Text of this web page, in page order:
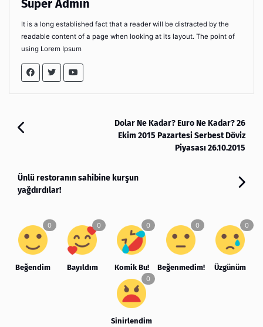
Super Admin
It is a long established fact that a reader will be distracted by the
readable content of a page when looking at its layout. The point of
using Lorem Ipsum
Dolar Ne Kadar? Euro Ne Kadar? 26
Ekim 2015 Pazartesi Serbest Döviz
Piyasası 26.10.2015
Ünlü restoranın sahibine kurşun
yağdırdılar!
Beğendim Bayıldım Komik Bu! Beğenmedim! Üzgünüm
Sinirlendim